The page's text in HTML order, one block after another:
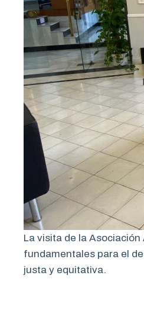
La visita de la
fundamentales para el
justa y equitativa.